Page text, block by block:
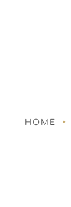
HOME